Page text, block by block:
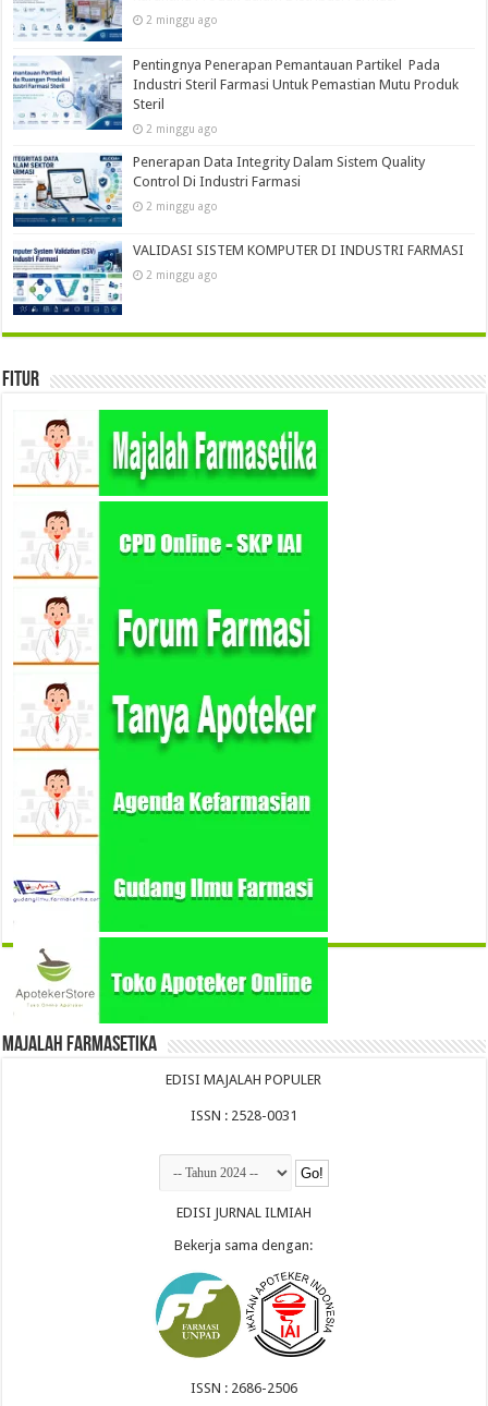
2 minggu ago
Pentingnya Penerapan Pemantauan Partikel Pada
Industri Steril Farmasi Untuk Pemastian Mutu Produk
Steril
2 minggu ago
Penerapan Data Integrity Dalam Sistem Quality
Control Di Industri Farmasi
2 minggu ago
VALIDASI SISTEM KOMPUTER DI INDUSTRI FARMASI
2 minggu ago
Fitur
Majalah Farmasetika
EDISI MAJALAH POPULER
ISSN : 2528-0031
EDISI JURNAL ILMIAH
Bekerja sama dengan:
ISSN : 2686-2506